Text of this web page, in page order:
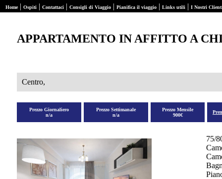
Home| Ospiti | Contattaci | Consigli di Viaggio | Pianifica il viaggio | Links utili | I Nostri
APPARTAMENTO IN AFFITTO A
Centro,
Prezzo Giornaliero
n/a
Prezzo Settimanale
n/a
Prezzo Mensile
900€
75/